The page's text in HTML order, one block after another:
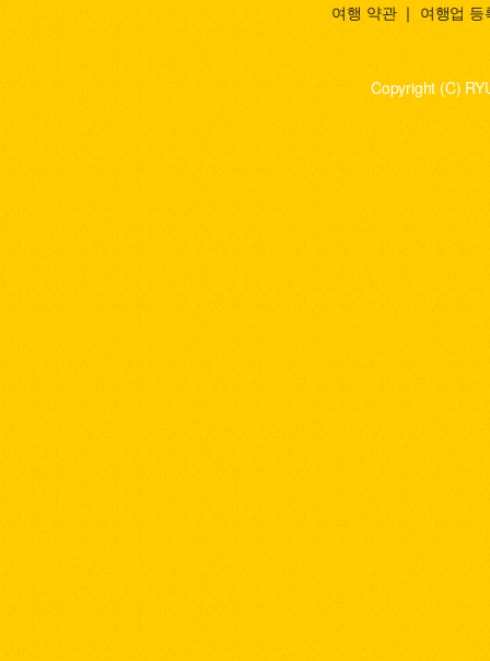
여행 약관 ｜ 여행업 등
Copyright (C)